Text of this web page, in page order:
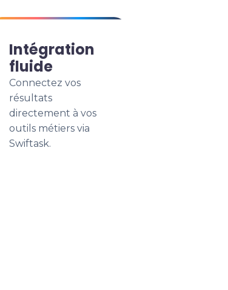
Intégration
fluide
Connectez vos
résultats
directement à vos
outils métiers via
Swiftask.